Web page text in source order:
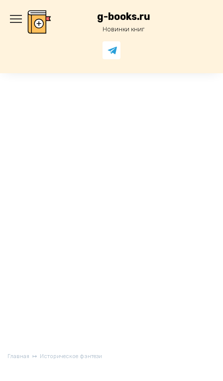
содержанию
g-books.ru
Новинки книг
Главная Историческое фэнтези